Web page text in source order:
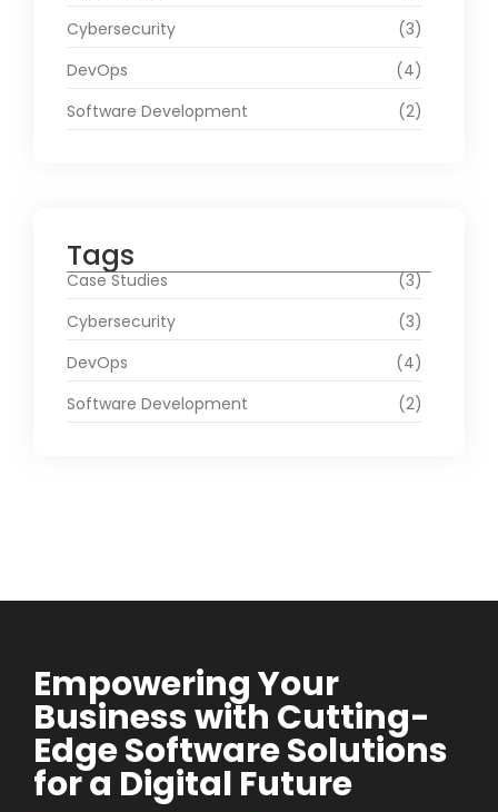
Cybersecurity
(3)
DevOps
(4)
Software Development
(2)
Tags
Case Studies
(3)
Cybersecurity
(3)
DevOps
(4)
Software Development
(2)
Empowering Your
Business with Cutting-
Edge Software Solutions
for a Digital Future